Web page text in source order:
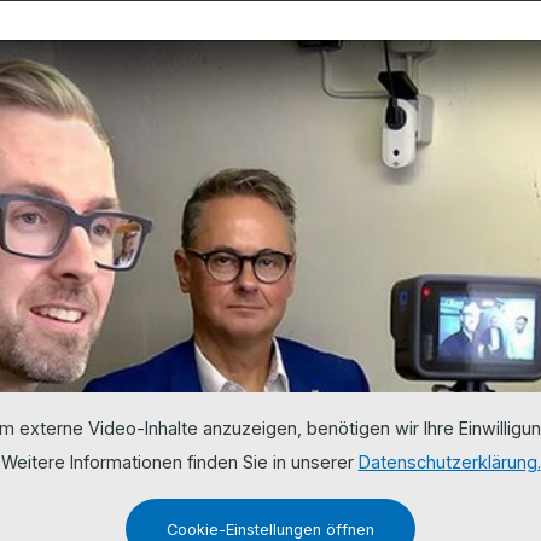
externe Video-Inhalte anzuzeigen, benötigen wir Ihre
Weitere Informationen finden Sie in unserer Datenschutzerklärung.
Cookie-Einstellungen öffnen